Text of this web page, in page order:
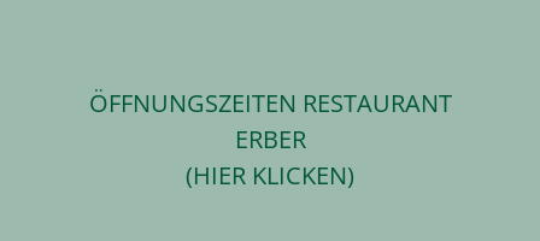
ÖFFNUNGSZEITEN RESTAURANT
ERBER
(HIER KLICKEN)